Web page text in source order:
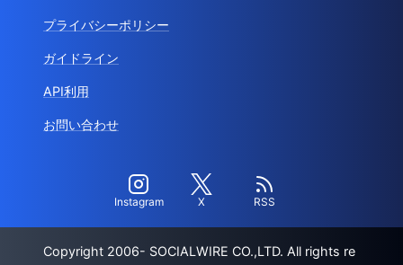
プライバシーポリシー
ガイドライン
API利用
お問い合わせ
Instagram X RSS
Copyright 2006- SOCIALWIRE CO.,LTD. All rights re